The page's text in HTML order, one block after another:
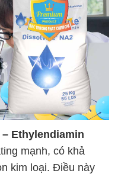
– Ethylendiamin
mạnh, có khả
kim loại. Điều này